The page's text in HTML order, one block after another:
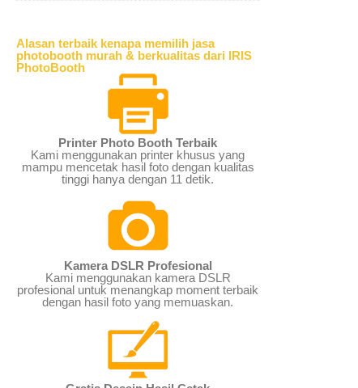
Alasan terbaik kenapa memilih jasa
photobooth murah & berkualitas dari IRIS
PhotoBooth
Printer Photo Booth Terbaik
Kami menggunakan printer khusus yang
mampu mencetak hasil foto dengan kualitas
tinggi hanya dengan 11 detik.
Kamera DSLR Profesional
Kami menggunakan kamera DSLR
profesional untuk menangkap moment terbaik
dengan hasil foto yang memuaskan.